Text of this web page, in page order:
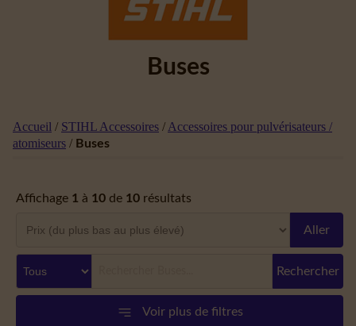
Buses
Accueil / STIHL Accessoires / Accessoires pour pulvérisateurs /
atomiseurs / Buses
Affichage 1 à 10 de 10 résultats
Aller
Rechercher
Voir plus de filtres